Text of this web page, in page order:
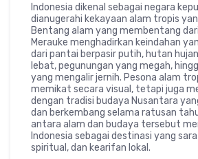
Indonesia dikenal sebagai negara
dianugerahi kekayaan alam tropis
Bentang alam yang membentang
Merauke menghadirkan keindahan
dari pantai berpasir putih, hutan
lebat, pegunungan yang megah,
yang mengalir jernih. Pesona alam
memikat secara visual, tetapi juga
dengan tradisi budaya Nusantara
dan berkembang selama ratusan
antara alam dan budaya tersebut
Indonesia sebagai destinasi yang
spiritual, dan kearifan lokal.